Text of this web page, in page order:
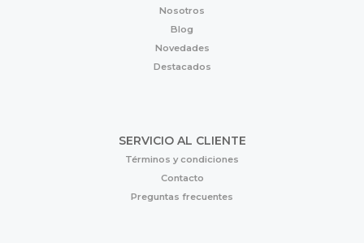
Nosotros
Blog
Novedades
Destacados
SERVICIO AL CLIENTE
Términos y condiciones
Contacto
Preguntas frecuentes